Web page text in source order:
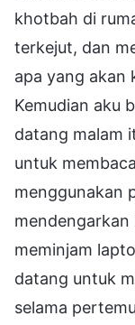
khotbah di
terkejut, dan
apa yang akan
Kemudian aku
datang malam
untuk
menggunakan
meminjam
datang untuk
selama